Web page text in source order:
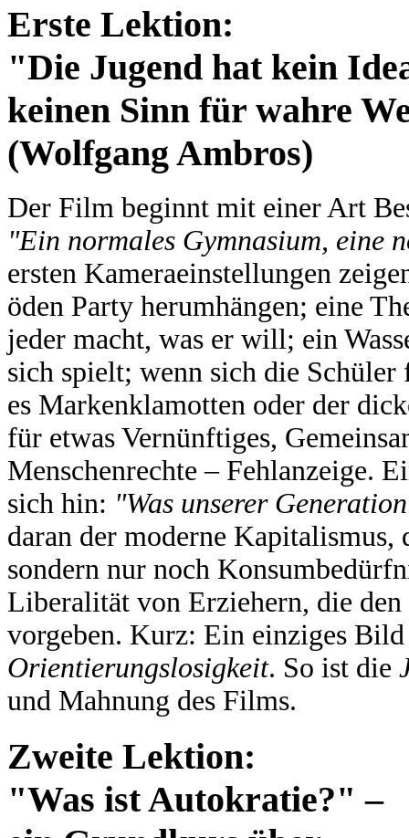
Erste Lektion:
"Die Jugend hat kein
keinen Sinn für wahre
(Wolfgang Ambros)
Der Film beginnt mit einer Art
"Ein normales Gymnasium, eine
ersten Kameraeinstellungen
öden Party herumhängen; eine
jeder macht, was er will; ein
sich spielt; wenn sich die Schüler
es Markenklamotten oder der
für etwas Vernünftiges,
Menschenrechte – Fehlanzeige.
sich hin: "Was unserer
daran der moderne Kapitalismus,
sondern nur noch
Liberalität von Erziehern, die
vorgeben. Kurz: Ein einziges
Orientierungslosigkeit. So ist die
und Mahnung des Films.
Zweite Lektion:
"Was ist Autokratie?" –